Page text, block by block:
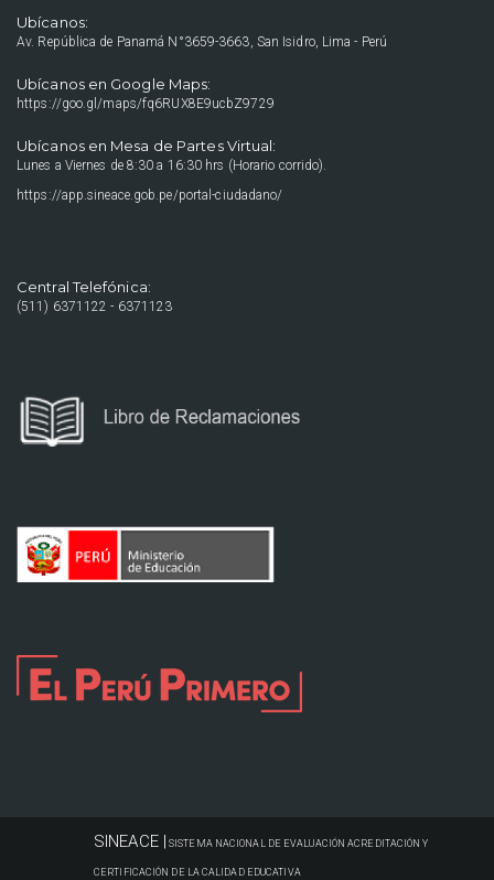
Ubícanos:
Av. República de Panamá N°3659-3663, San Isidro, Lima - Perú
Ubícanos en Google Maps:
https://goo.gl/maps/fq6RUX8E9ucbZ9729
Ubícanos en Mesa de Partes Virtual:
Lunes a Viernes de 8:30 a 16:30 hrs (Horario corrido).
https://app.sineace.gob.pe/portal-ciudadano/
Central Telefónica:
(511) 6371122 - 6371123
SINEACE | SISTEMA NACIONAL DE EVALUACIÓN ACREDITACIÓN Y
CERTIFICACIÓN DE LA CALIDAD EDUCATIVA